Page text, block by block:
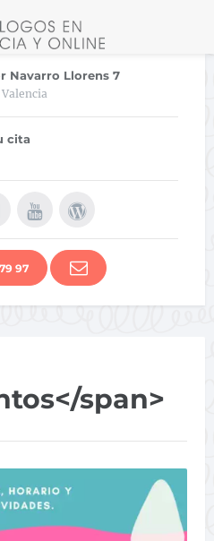
Navarro Llorens 7
cita
97
span>